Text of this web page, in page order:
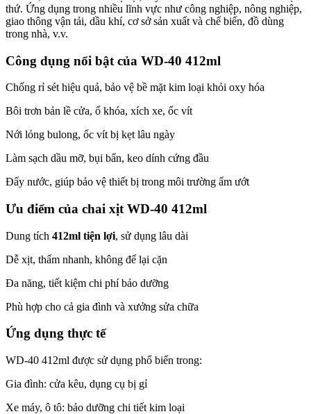
thứ. Ứng dụng trong nhiều lĩnh vực như công nghiệp, nông nghiệp,
giao thông vận tải, dầu khí, cơ sở sản xuất và chế biến, đồ dùng
trong nhà, v.v.
Công dụng nổi bật của WD-40 412ml
Chống rỉ sét hiệu quả, bảo vệ bề mặt kim loại khỏi oxy hóa
Bôi trơn bản lề cửa, ổ khóa, xích xe, ốc vít
Nới lỏng bulong, ốc vít bị kẹt lâu ngày
Làm sạch dầu mỡ, bụi bẩn, keo dính cứng đầu
Đẩy nước, giúp bảo vệ thiết bị trong môi trường ẩm ướt
Ưu điểm của chai xịt WD-40 412ml
Dung tích 412ml tiện lợi, sử dụng lâu dài
Dễ xịt, thấm nhanh, không để lại cặn
Đa năng, tiết kiệm chi phí bảo dưỡng
Phù hợp cho cả gia đình và xưởng sửa chữa
Ứng dụng thực tế
WD-40 412ml được sử dụng phổ biến trong:
Gia đình: cửa kêu, dụng cụ bị gỉ
Xe máy, ô tô: bảo dưỡng chi tiết kim loại